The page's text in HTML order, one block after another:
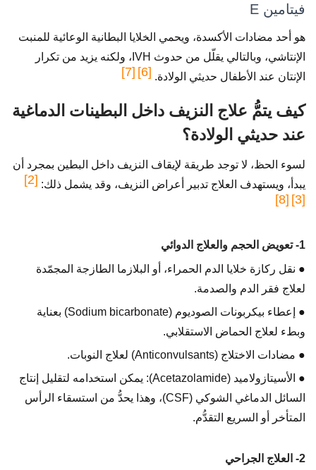
فيتامين E
هو أحد مضادات الأكسدة، ويحمي الخلايا البطانية الوعائية للمنبت
الإنتاشي، وبالتالي يقلّل من حدوث IVH، ولكنه يزيد من تكرار
الإنتان عند الأطفال حديثي الولادة. [6]
[7]
كيف يتمُّ علاج النزيف داخل البطينات الدماغية
عند حديثي الولادة؟
لسوء الحظ، لا توجد طريقة لإيقاف النزيف داخل البطين بمجرد أن
يبدأ، ويستهدف العلاج تدبير أعراض النزيف، وقد يشمل ذلك: [2]
[3]
[8]
1- تعويض الحجم والعلاج الدوائي
● نقل ركازة خلايا الدم الحمراء، أو البلازما الطازجة المجمّدة
لعلاج فقر الدم والصدمة.
● إعطاء بيكربونات الصوديوم (Sodium bicarbonate) بعناية
وبطء لعلاج الحماض الاستقلابي.
● مضادات الاختلاج (Anticonvulsants) لعلاج النوبات.
● الأسيتازولاميد (Acetazolamide): يمكن استخدامه لتقليل إنتاج
السائل الدماغي الشوكي (CSF)، وهذا يحدُّ من استسقاء الرأس
المتأخر أو السريع التقدُّم.
2- العلاج الجراحي